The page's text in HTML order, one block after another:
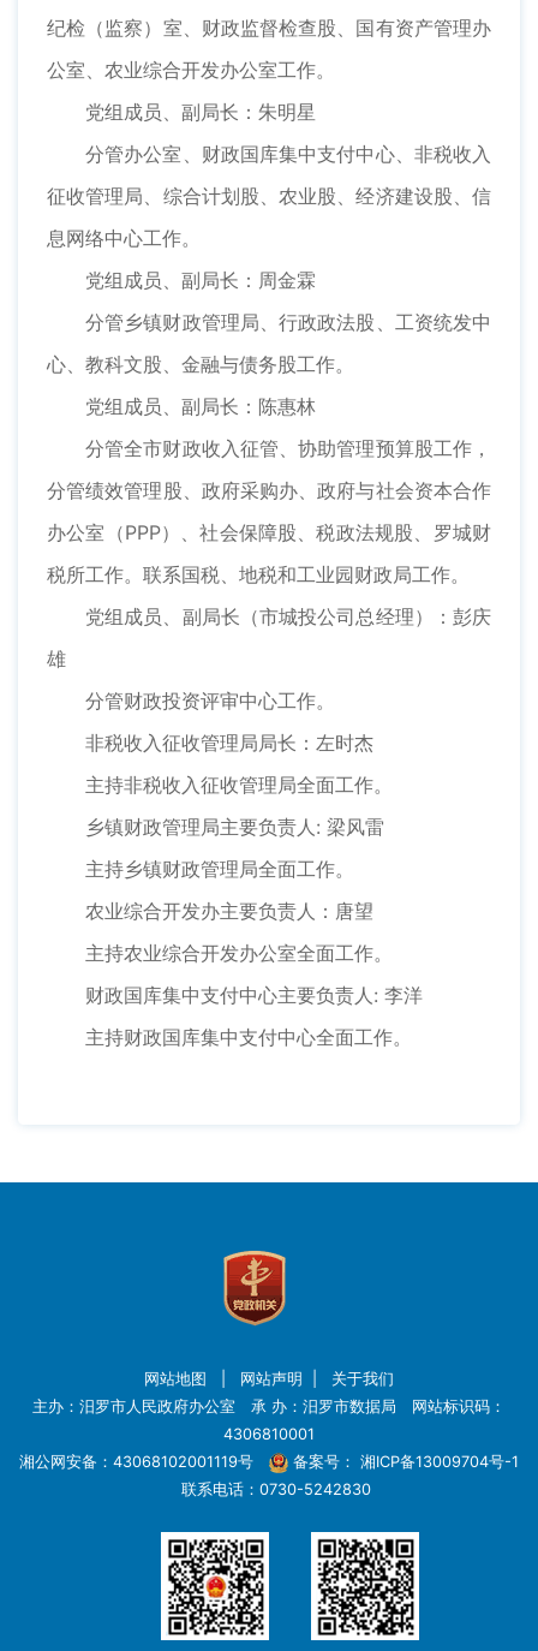
纪检（监察）室、财政监督检查股、国有资产管理办
公室、农业综合开发办公室工作。
党组成员、副局长：朱明星
分管办公室、财政国库集中支付中心、非税收入
征收管理局、综合计划股、农业股、经济建设股、信
息网络中心工作。
党组成员、副局长：周金霖
分管乡镇财政管理局、行政政法股、工资统发中
心、教科文股、金融与债务股工作。
党组成员、副局长：陈惠林
分管全市财政收入征管、协助管理预算股工作，
分管绩效管理股、政府采购办、政府与社会资本合作
办公室（PPP）、社会保障股、税政法规股、罗城财
税所工作。联系国税、地税和工业园财政局工作。
党组成员、副局长（市城投公司总经理）：彭庆
雄
分管财政投资评审中心工作。
非税收入征收管理局局长：左时杰
主持非税收入征收管理局全面工作。
乡镇财政管理局主要负责人: 梁风雷
主持乡镇财政管理局全面工作。
农业综合开发办主要负责人：唐望
主持农业综合开发办公室全面工作。
财政国库集中支付中心主要负责人: 李洋
主持财政国库集中支付中心全面工作。
网站地图 网站声明
关于我们
主办：汨罗市人民政府办公室 承 办：汨罗市数据局 网站标识码：
4306810001
湘公网安备：43068102001119号
备案号： 湘ICP备13009704号-1
联系电话：0730-5242830